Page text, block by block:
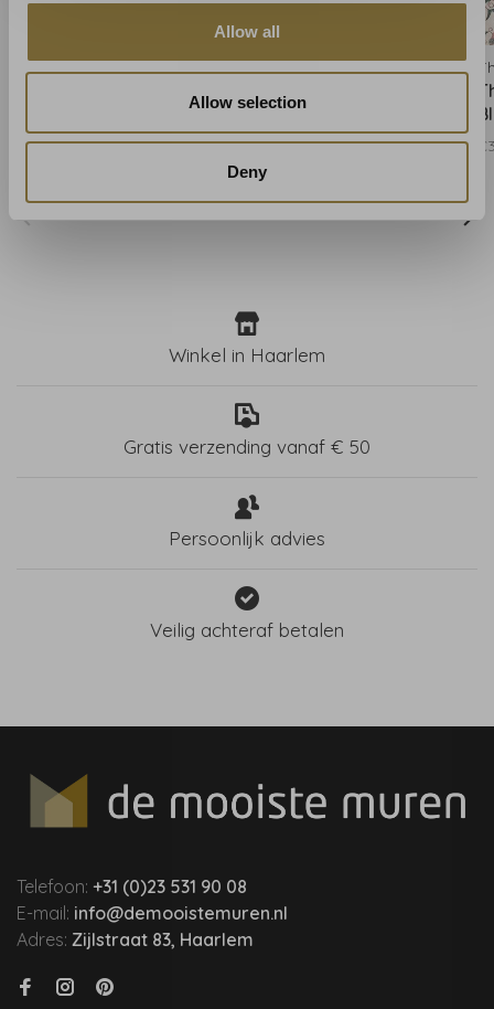
Allow all
Allow selection
Deny
Thibaut
Thibaut Lewis Mineral
€382,00
Thibaut
Thibaut Lewis Brown -
T13220
€382,00
Winkel in Haarlem
Gratis verzending vanaf € 50
Persoonlijk advies
Veilig achteraf betalen
Telefoon: +31 (0)23 531 90 08
E-mail: info@demooistemuren.nl
Adres: Zijlstraat 83, Haarlem